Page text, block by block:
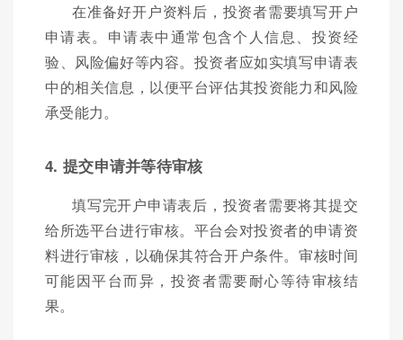
在准备好开户资料后，投资者需要填写开户
申请表。申请表中通常包含个人信息、投资经
验、风险偏好等内容。投资者应如实填写申请表
中的相关信息，以便平台评估其投资能力和风险
承受能力。
4. 提交申请并等待审核
填写完开户申请表后，投资者需要将其提交
给所选平台进行审核。平台会对投资者的申请资
料进行审核，以确保其符合开户条件。审核时间
可能因平台而异，投资者需要耐心等待审核结
果。